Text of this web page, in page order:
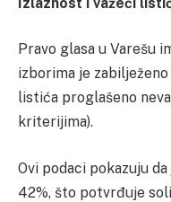
Pravo glasa u Varešu
izborima je
listića proglašeno
kriterijima).
Ovi podaci pokazuju
42%, što potvrđuje